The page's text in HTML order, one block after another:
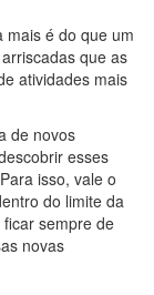
mais é do que um
que as
atividades mais
de novos
esses
isso, vale o
do limite da
sempre de
novas